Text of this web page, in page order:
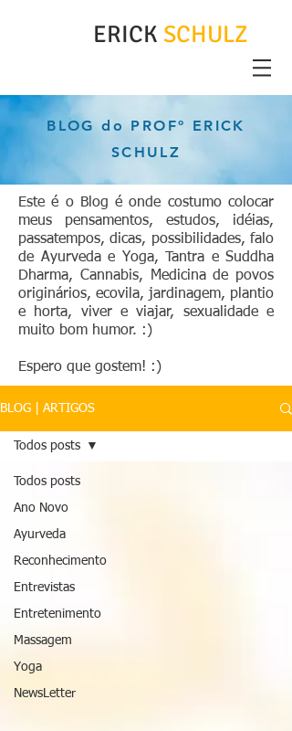
ERICK SCHULZ
BLOG do PROFº ERICK
SCHULZ
Este é o Blog é onde costumo colocar
meus pensamentos, estudos, idéias,
passatempos, dicas, possibilidades, falo
de Ayurveda e Yoga, Tantra e Suddha
Dharma, Cannabis, Medicina de povos
originários, ecovila, jardinagem, plantio
e horta, viver e viajar, sexualidade e
muito bom humor. :)
Espero que gostem! :)
BLOG | ARTIGOS
Todos posts
Ano Novo
Ayurveda
Reconhecimento
Entrevistas
Entretenimento
Massagem
Yoga
NewsLetter
Todos posts